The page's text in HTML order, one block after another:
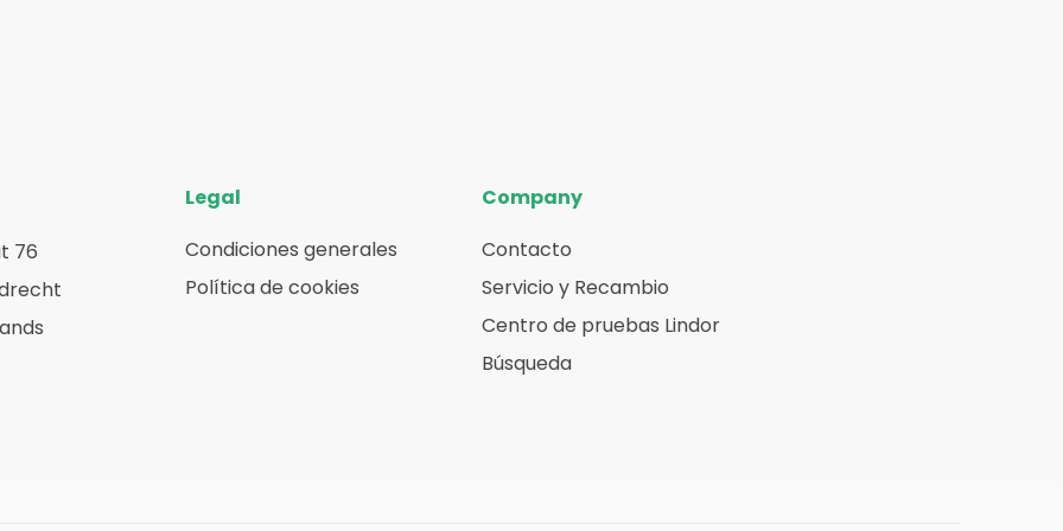
76
Legal
Condiciones generales
Política de cookies
Company
Contacto
Servicio y Recambio
Centro de pruebas Lindor
Búsqueda